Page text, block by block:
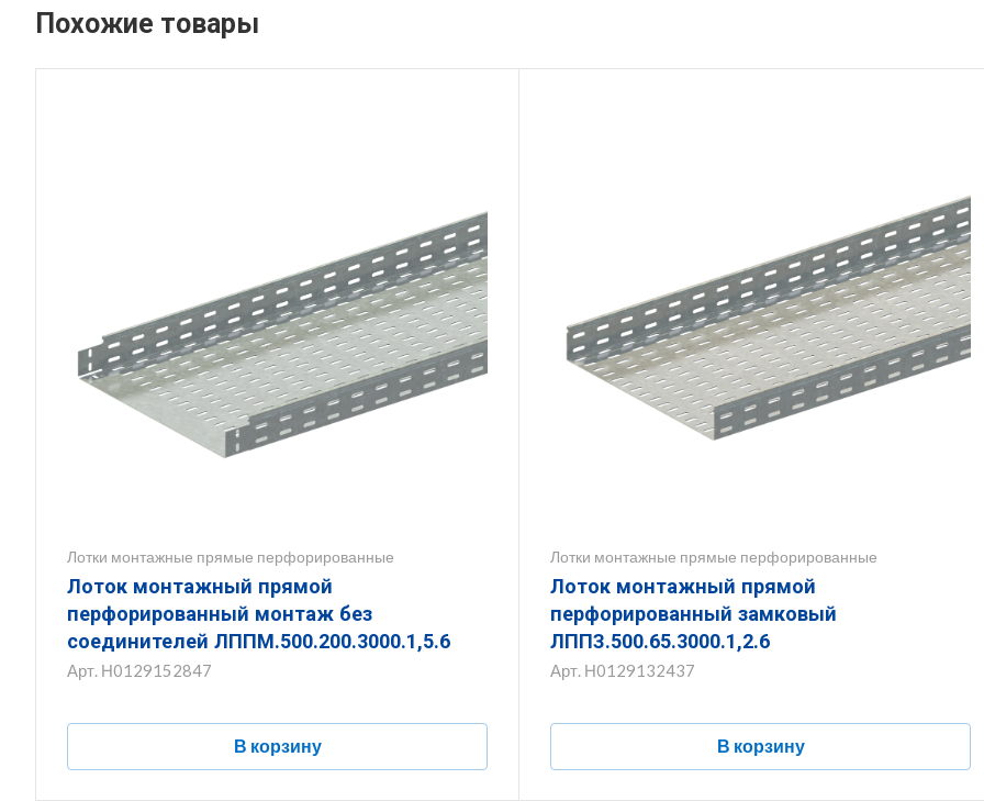
Похожие товары
Лотки монтажные прямые перфорированные
Лоток монтажный прямой
перфорированный монтаж без
соединителей ЛППМ.500.200.3000.1,5.6
Арт. Н0129152847
В корзину
Лотки монтажные прямые перфорированные
Лоток монтажный прямой
перфорированный замковый
ЛППЗ.500.65.3000.1,2.6
Арт. Н0129132437
В корзину